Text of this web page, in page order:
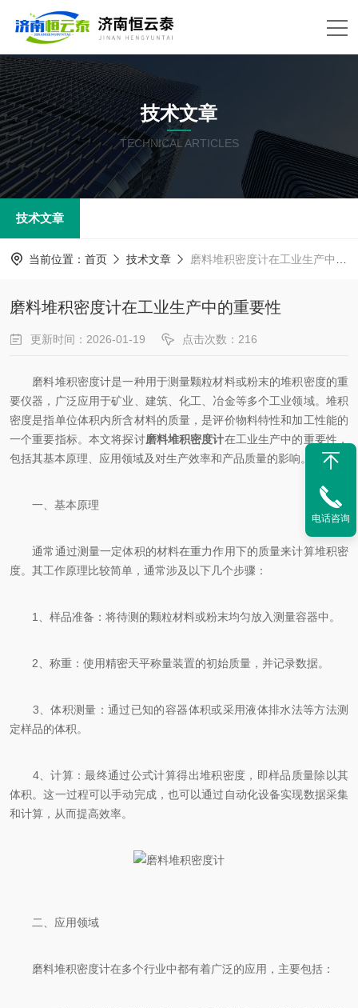
技术文章
TECHNICAL ARTICLES
技术文章
当前位置： 首页 技术文章 磨料堆积密度计在工业生产中的重要性
磨料堆积密度计在工业生产中的重要性
更新时间：2026-01-19 点击次数：216
磨料堆积密度计是一种用于测量颗粒材料或粉末的堆积密度的重
要仪器，广泛应用于矿业、建筑、化工、冶金等多个工业领域。堆积
密度是指单位体积内所含材料的质量，是评价物料特性和加工性能的
一个重要指标。本文将探讨磨料堆积密度计在工业生产中的重要性，
包括其基本原理、应用领域及对生产效率和产品质量的影响。
一、基本原理
通常通过测量一定体积的材料在重力作用下的质量来计算堆积密
度。其工作原理比较简单，通常涉及以下几个步骤：
1、样品准备：将待测的颗粒材料或粉末均匀放入测量容器中。
2、称重：使用精密天平称量装置的初始质量，并记录数据。
3、体积测量：通过已知的容器体积或采用液体排水法等方法测
定样品的体积。
4、计算：最终通过公式计算得出堆积密度，即样品质量除以其
体积。这一过程可以手动完成，也可以通过自动化设备实现数据采集
和计算，从而提高效率。
二、应用领域
磨料堆积密度计在多个行业中都有着广泛的应用，主要包括：
电话咨询